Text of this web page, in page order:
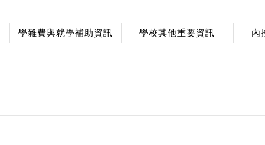
學雜費與就學補助資訊 學校其他重要資訊 內